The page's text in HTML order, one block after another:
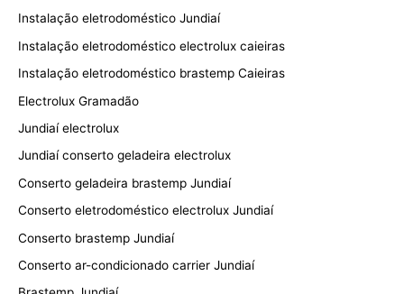
Instalação eletrodoméstico Jundiaí
Instalação eletrodoméstico electrolux caieiras
Instalação eletrodoméstico brastemp Caieiras
Electrolux Gramadão
Jundiaí electrolux
Jundiaí conserto geladeira electrolux
Conserto geladeira brastemp Jundiaí
Conserto eletrodoméstico electrolux Jundiaí
Conserto brastemp Jundiaí
Conserto ar-condicionado carrier Jundiaí